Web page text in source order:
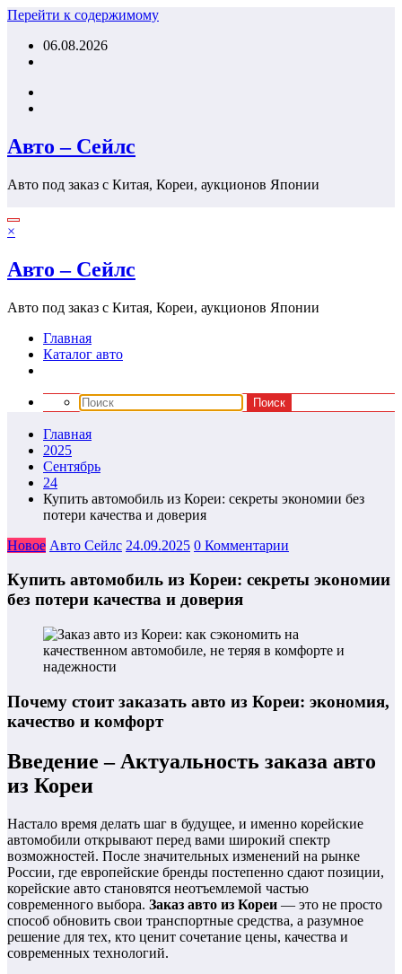
Перейти к содержимому
06.08.2026
Авто – Сейлс
Авто под заказ с Китая, Кореи, аукционов Японии
×
Авто – Сейлс
Авто под заказ с Китая, Кореи, аукционов Японии
Главная
Каталог авто
Главная
2025
Сентябрь
24
Купить автомобиль из Кореи: секреты экономии без
потери качества и доверия
Новое Авто Сейлс 24.09.2025 0 Комментарии
Купить автомобиль из Кореи: секреты экономии
без потери качества и доверия
Почему стоит заказать авто из Кореи: экономия,
качество и комфорт
Введение – Актуальность заказа авто
из Кореи
Настало время делать шаг в будущее, и именно корейские
автомобили открывают перед вами широкий спектр
возможностей. После значительных изменений на рынке
России, где европейские бренды постепенно сдают позиции,
корейские авто становятся неотъемлемой частью
современного выбора. Заказ авто из Кореи — это не просто
способ обновить свои транспортные средства, а разумное
решение для тех, кто ценит сочетание цены, качества и
современных технологий.